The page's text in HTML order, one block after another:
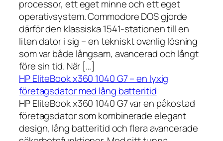
processor, ett eget minne och ett eget
operativsystem. Commodore DOS gjorde
därför den klassiska 1541-stationen till en
liten dator i sig – en tekniskt ovanlig lösning
som var både långsam, avancerad och långt
före sin tid. När […]
HP EliteBook x360 1040 G7 – en lyxig
företagsdator med lång batteritid
HP EliteBook x360 1040 G7 var en påkostad
företagsdator som kombinerade elegant
design, lång batteritid och flera avancerade